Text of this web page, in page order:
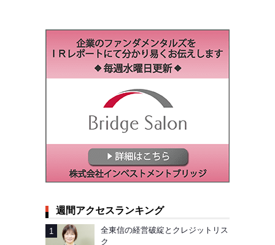
週間アクセスランキング
全東信の経営破綻とクレジットリス
ク